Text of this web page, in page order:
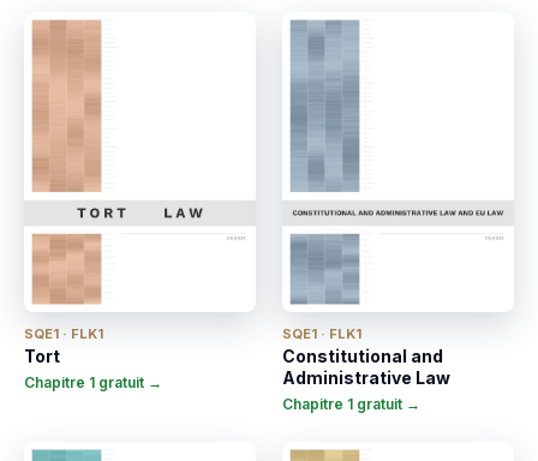
SQE1 · FLK1
Tort
Chapitre 1 gratuit →
SQE1 · FLK1
Constitutional and
Administrative Law
Chapitre 1 gratuit →